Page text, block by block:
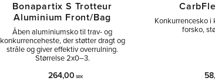
Bonapartix S Trotteur
Aluminium Front/Bag
Åben aluminiumsko til trav- og
konkurrenceheste, der støtter dragt og
stråle og giver effektiv overrulning.
Størrelse 2x0–3.
264,00 SEK
Konkurrencesko
forsko,